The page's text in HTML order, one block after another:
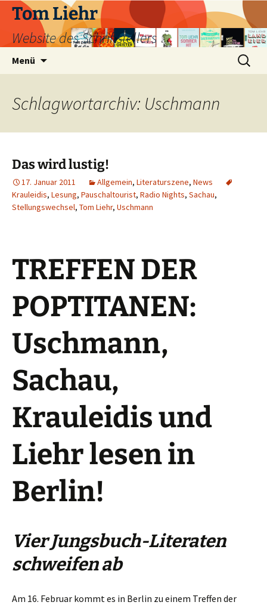
Zum
Inhalt
springen
Tom Liehr
Website des Schriftstellers
Menü
Suchen
nach:
Schlagwortarchiv: Uschmann
Das wird lustig!
17. Januar 2011 Allgemein, Literaturszene, News
Krauleidis, Lesung, Pauschaltourist, Radio Nights, Sachau,
Stellungswechsel, Tom Liehr, Uschmann
TREFFEN DER
POPTITANEN:
Uschmann,
Sachau,
Krauleidis und
Liehr lesen in
Berlin!
Vier Jungsbuch-Literaten
schweifen ab
Am 16. Februar kommt es in Berlin zu einem Treffen der